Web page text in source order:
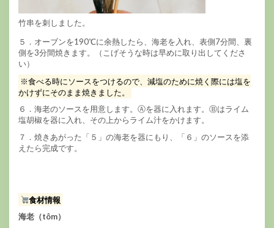
竹串を刺しました。
５．オーブンを190℃に余熱したら、海老を入れ、表側7分間、裏
側を3分間焼きます。（こげそうな時は早めに取り出してくださ
い）
※食べる時にソースをつけるので、減塩のために焼く際には塩を
かけずにそのまま焼きました。
６．海老のソースを用意します。Ⓐを器に入れます。Ⓑはライム
塩胡椒を器に入れ、その上からライム汁をかけます。
７．焼きあがった「５」の海老を器にもり、「６」のソースを添
えたら完成です。
食材情報
海老（tôm）